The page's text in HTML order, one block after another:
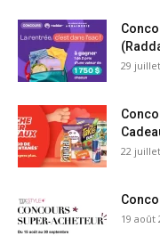
29
22
19 août